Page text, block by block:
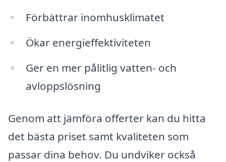
Förbättrar inomhusklimatet
Ökar energieffektiviteten
Ger en mer pålitlig vatten- och
avloppslösning
Genom att jämföra offerter kan du hitta
det bästa priset samt kvaliteten som
passar dina behov. Du undviker också